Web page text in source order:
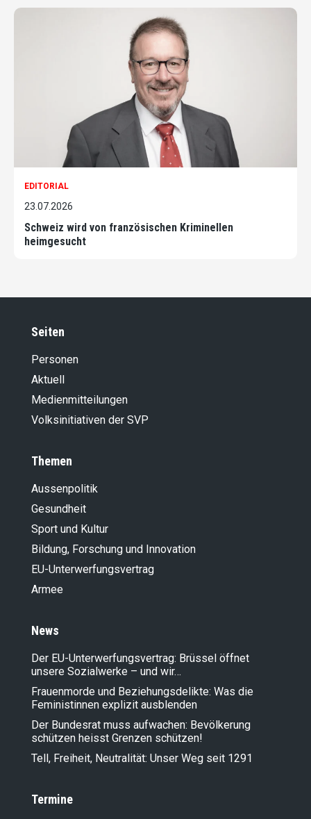
EDITORIAL
23.07.2026
Schweiz wird von französischen Kriminellen
heimgesucht
Seiten
Personen
Aktuell
Medienmitteilungen
Volksinitiativen der SVP
Themen
Aussenpolitik
Gesundheit
Sport und Kultur
Bildung, Forschung und Innovation
EU-Unterwerfungsvertrag
Armee
News
Der EU-Unterwerfungsvertrag: Brüssel öffnet
unsere Sozialwerke – und wir…
Frauenmorde und Beziehungsdelikte: Was die
Feministinnen explizit ausblenden
Der Bundesrat muss aufwachen: Bevölkerung
schützen heisst Grenzen schützen!
Tell, Freiheit, Neutralität: Unser Weg seit 1291
Termine